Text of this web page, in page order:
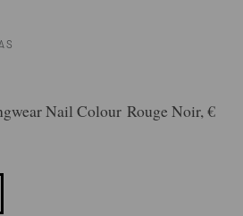
Nail Colour Rouge Noir, €